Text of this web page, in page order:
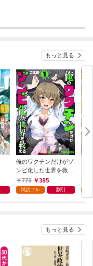
もっと見る
俺のワクチンだけがゾ
ンビ化した世界を救え
る 1巻
770 385
試読フル 割引
もっと見る